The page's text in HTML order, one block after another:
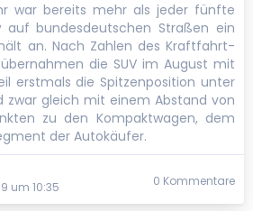
war bereits mehr als jeder fünfte
auf bundesdeutschen Straßen ein
an. Nach Zahlen des Kraftfahrt-
die SUV im August mit
erstmals die Spitzenposition unter
zwar gleich mit einem Abstand von
zu den Kompaktwagen, dem
der Autokäufer.
um 10:35
0 Kommentare